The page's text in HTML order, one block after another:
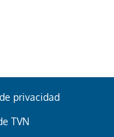
boletín.
ACEPTAR
privacidad
TVN